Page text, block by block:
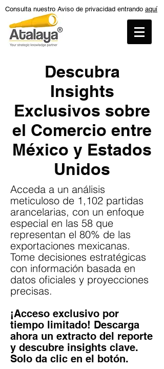
Consulta nuestro Aviso de privacidad entrando aquí
Descubra
Insights
Exclusivos sobre
el Comercio entre
México y Estados
Unidos
Acceda a un análisis
meticuloso de 1,102 partidas
arancelarias, con un enfoque
especial en las 58 que
representan el 80% de las
exportaciones mexicanas.
Tome decisiones estratégicas
con información basada en
datos oficiales y proyecciones
precisas.
¡Acceso exclusivo por
tiempo limitado! Descarga
ahora un extracto del reporte
y descubre insights clave.
Solo da clic en el botón.